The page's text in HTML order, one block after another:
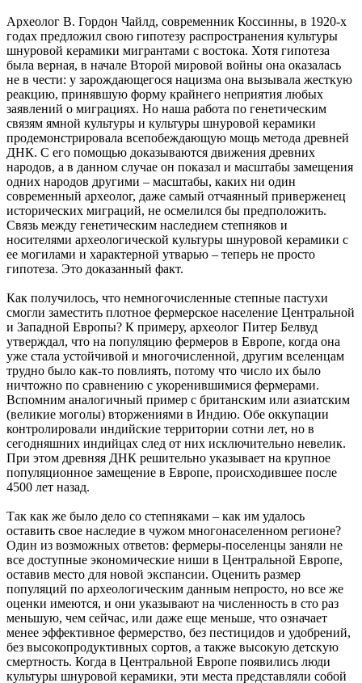
Археолог В. Гордон Чайлд, современник Коссинны, в 1920-х
годах предложил свою гипотезу распространения культуры
шнуровой керамики мигрантами с востока. Хотя гипотеза
была верная, в начале Второй мировой войны она оказалась
не в чести: у зарождающегося нацизма она вызывала жесткую
реакцию, принявшую форму крайнего неприятия любых
заявлений о миграциях. Но наша работа по генетическим
связям ямной культуры и культуры шнуровой керамики
продемонстрировала всепобеждающую мощь метода древней
ДНК. С его помощью доказываются движения древних
народов, а в данном случае он показал и масштабы замещения
одних народов другими – масштабы, каких ни один
современный археолог, даже самый отчаянный приверженец
исторических миграций, не осмелился бы предположить.
Связь между генетическим наследием степняков и
носителями археологической культуры шнуровой керамики с
ее могилами и характерной утварью – теперь не просто
гипотеза. Это доказанный факт.
Как получилось, что немногочисленные степные пастухи
смогли заместить плотное фермерское население Центральной
и Западной Европы? К примеру, археолог Питер Белвуд
утверждал, что на популяцию фермеров в Европе, когда она
уже стала устойчивой и многочисленной, другим вселенцам
трудно было как-то повлиять, потому что число их было
ничтожно по сравнению с укоренившимися фермерами.
Вспомним аналогичный пример с британским или азиатским
(великие моголы) вторжениями в Индию. Обе оккупации
контролировали индийские территории сотни лет, но в
сегодняшних индийцах след от них исключительно невелик.
При этом древняя ДНК решительно указывает на крупное
популяционное замещение в Европе, происходившее после
4500 лет назад.
Так как же было дело со степняками – как им удалось
оставить свое наследие в чужом многонаселенном регионе?
Один из возможных ответов: фермеры-поселенцы заняли не
все доступные экономические ниши в Центральной Европе,
оставив место для новой экспансии. Оценить размер
популяций по археологическим данным непросто, но все же
оценки имеются, и они указывают на численность в сто раз
меньшую, чем сейчас, или даже еще меньше, что означает
менее эффективное фермерство, без пестицидов и удобрений,
без высокопродуктивных сортов, а также высокую детскую
смертность. Когда в Центральной Европе появились люди
культуры шнуровой керамики, эти места представляли собой